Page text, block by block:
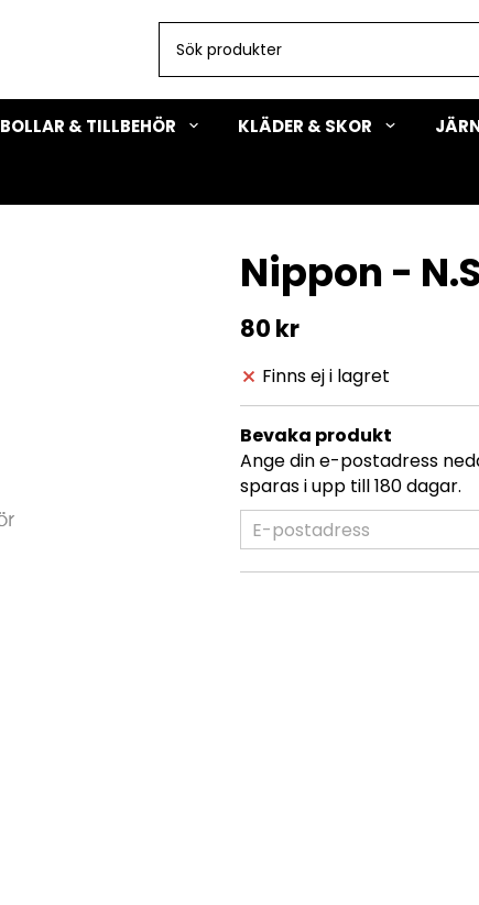
BOLLAR & TILLBEHÖR KLÄDER & SKOR
Nippon -
80 kr
Finns ej i lagret
Bevaka produkt
Ange din e-postadress
sparas i upp till 180 dagar.